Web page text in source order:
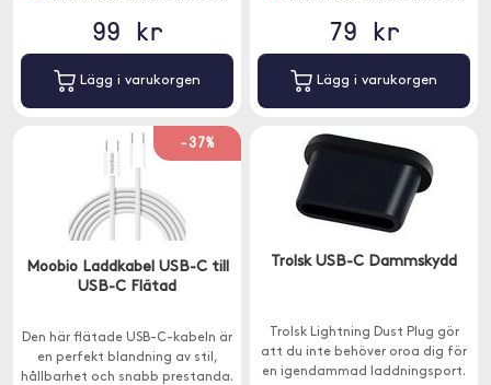
99 kr
Lägg i varukorgen
79 kr
Lägg i varukorgen
-37%
Moobio Laddkabel USB-C till
USB-C Flätad
Den här flätade USB-C-kabeln är
en perfekt blandning av stil,
hållbarhet och snabb prestanda.
Trolsk USB-C Dammskydd
Trolsk Lightning Dust Plug gör
att du inte behöver oroa dig för
en igendammad laddningsport.